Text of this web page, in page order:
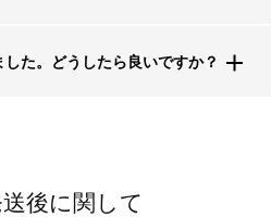
た。どうしたら良いですか？
後に関して